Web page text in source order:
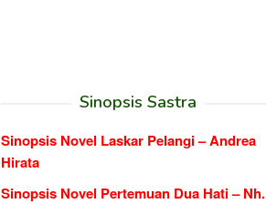
Sinopsis Sastra
Sinopsis Novel Laskar Pelangi – Andrea
Hirata
Sinopsis Novel Pertemuan Dua Hati – Nh.